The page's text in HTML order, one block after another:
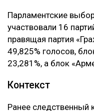
Парламентские
участвовали 16
правящая партия
49,825% голосов,
23,281%, а блок
Контекст
Ранее следственный